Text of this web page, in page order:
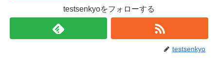
testsenkyoをフォローする
testsenkyo